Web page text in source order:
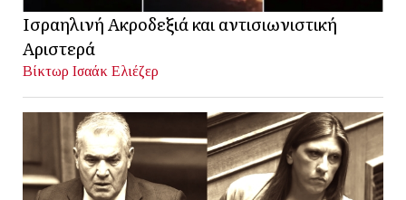
Ισραηλινή Ακροδεξιά και αντισιωνιστική
Αριστερά
Βίκτωρ Ισαάκ Ελιέζερ